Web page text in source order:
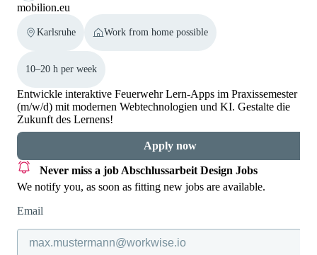
mobilion.eu
Karlsruhe Work from home possible
10–20 h per week
Entwickle interaktive Feuerwehr Lern-Apps im Praxissemester
(m/w/d) mit modernen Webtechnologien und KI. Gestalte die
Zukunft des Lernens!
Apply now
Never miss a jobAbschlussarbeit Design Jobs
We notify you, as soon as fitting new jobs are available.
Email